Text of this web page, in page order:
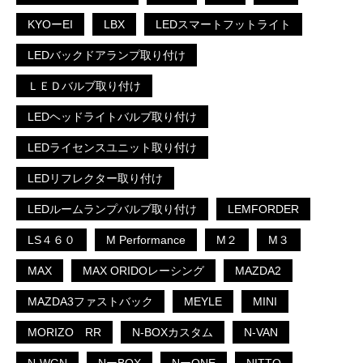
KYOーEI LBX LEDスマートフットライト
LEDバックドアランプ取り付け
ＬＥＤバルブ取り付け
LEDヘッドライトバルブ取り付け
LEDライセンスユニット取り付け
LEDリフレクター取り付け
LEDルームランプバルブ取り付け LEMFORDER
LS４６０ M Performance M２ M３
MAX MAX ORIDOレーシング MAZDA2
MAZDA3ファストバック MEYLE MINI
MORIZO RR N-BOXカスタム N-VAN